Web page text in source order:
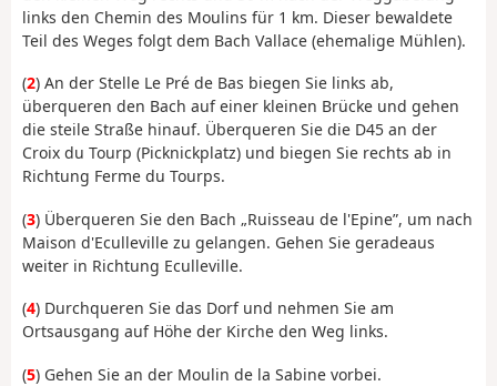
links den Chemin des Moulins für 1 km. Dieser bewaldete
Teil des Weges folgt dem Bach Vallace (ehemalige Mühlen).
(2) An der Stelle Le Pré de Bas biegen Sie links ab,
überqueren den Bach auf einer kleinen Brücke und gehen
die steile Straße hinauf. Überqueren Sie die D45 an der
Croix du Tourp (Picknickplatz) und biegen Sie rechts ab in
Richtung Ferme du Tourps.
(3) Überqueren Sie den Bach „Ruisseau de l'Epine”, um nach
Maison d'Eculleville zu gelangen. Gehen Sie geradeaus
weiter in Richtung Eculleville.
(4) Durchqueren Sie das Dorf und nehmen Sie am
Ortsausgang auf Höhe der Kirche den Weg links.
(5) Gehen Sie an der Moulin de la Sabine vorbei.